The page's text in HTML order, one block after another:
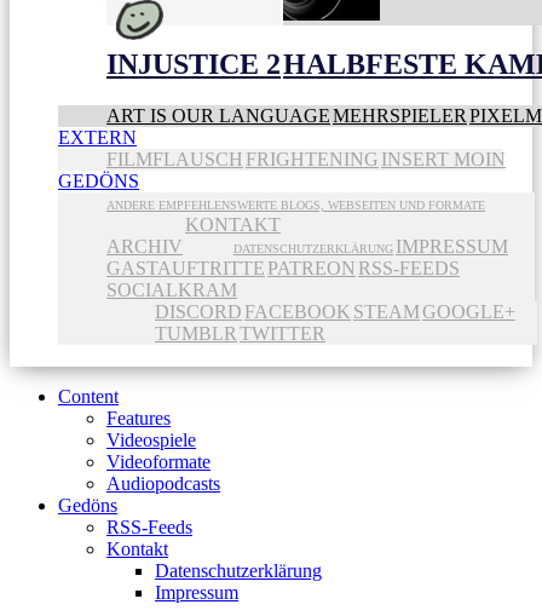
INJUSTICE 2HALBFESTE
ART IS OUR LANGUAGEMEHRSPIELER
EXTERN
FILMFLAUSCH FRIGHTENING INSERT MOIN
GEDÖNS
ANDERE EMPFEHLENSWERTE BLOGS, WEBSEITEN UND FORMATE
ARCHIV
KONTAKT
DATENSCHUTZERKLÄRUNG IMPRESSUM
GASTAUFTRITTE PATREON RSS-FEEDS
SOCIALKRAM
DISCORD FACEBOOK STEAMGOOGLE+
TUMBLR TWITTER
Content
Features
Videospiele
Videoformate
Audiopodcasts
Gedöns
RSS-Feeds
Kontakt
Datenschutzerklärung
Impressum